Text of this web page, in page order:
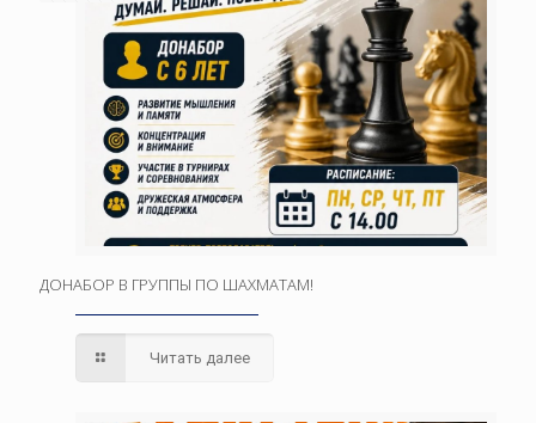
ДОНАБОР В ГРУППЫ ПО ШАХМАТАМ!
Читать далее